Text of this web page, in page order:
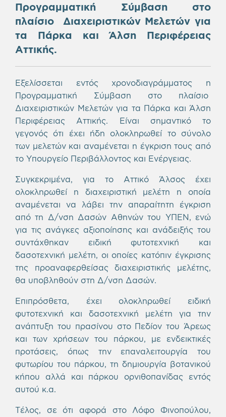
Προγραμματική Σύμβαση στο
πλαίσιο Διαχειριστικών Μελετών για
τα Πάρκα και Άλση Περιφέρειας
Αττικής.
Εξελίσσεται εντός χρονοδιαγράμματος η
Προγραμματική Σύμβαση στο πλαίσιο
Διαχειριστικών Μελετών για τα Πάρκα και Άλση
Περιφέρειας Αττικής. Είναι σημαντικό το
γεγονός ότι έχει ήδη ολοκληρωθεί το σύνολο
των μελετών και αναμένεται η έγκριση τους από
το Υπουργείο Περιβάλλοντος και Ενέργειας.
Συγκεκριμένα, για το Αττικό Άλσος έχει
ολοκληρωθεί η διαχειριστική μελέτη η οποία
αναμένεται να λάβει την απαραίτητη έγκριση
από τη Δ/νση Δασών Αθηνών του ΥΠΕΝ, ενώ
για τις ανάγκες αξιοποίησης και ανάδειξής του
συντάχθηκαν ειδική φυτοτεχνική και
δασοτεχνική μελέτη, οι οποίες κατόπιν έγκρισης
της προαναφερθείσας διαχειριστικής μελέτης,
θα υποβληθούν στη Δ/νση Δασών.
Επιπρόσθετα, έχει ολοκληρωθεί ειδική
φυτοτεχνική και δασοτεχνική μελέτη για την
ανάπτυξη του πρασίνου στο Πεδίον του Άρεως
και των χρήσεων του πάρκου, με ενδεικτικές
προτάσεις, όπως την επαναλειτουργία του
φυτωρίου του πάρκου, τη δημιουργία βοτανικού
κήπου αλλά και πάρκου ορνιθοπανίδας εντός
αυτού κ.α.
Τέλος, σε ότι αφορά στο Λόφο Φινοπούλου,